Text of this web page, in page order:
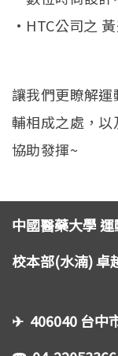
•HTC公司之
讓我們更瞭解
輔相成之處，
協助發揮~
中國醫
校本部(水湳) 卓
✈ 406040 台中